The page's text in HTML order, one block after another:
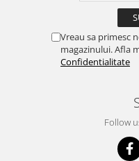
Vreau sa primesc
magazinului. Afla
Confidentialitate
Follow